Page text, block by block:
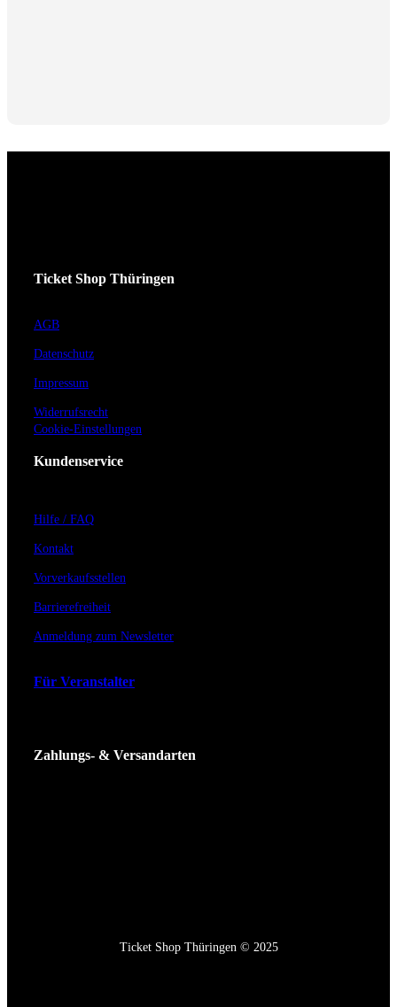
Ticket Shop Thüringen
AGB
Datenschutz
Impressum
Widerrufsrecht
Cookie-Einstellungen
Kundenservice
Hilfe / FAQ
Kontakt
Vorverkaufsstellen
Barrierefreiheit
Anmeldung zum Newsletter
Für Veranstalter
Zahlungs- & Versandarten
Ticket Shop Thüringen © 2025